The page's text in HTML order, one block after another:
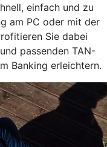
einfach und zu
am PC oder mit der
Sie dabei
passenden TAN-
Banking erleichtern.